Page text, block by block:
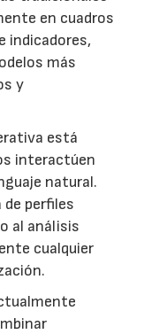
en cuadros
indicadores,
más
y
está
interactúen
natural.
de perfiles
al análisis
cualquier